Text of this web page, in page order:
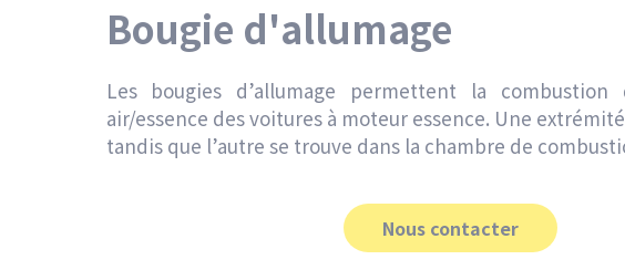
Bougie d'allumage
Les bougies d’allumage permettent la combustion
air/essence des voitures à moteur essence. Une
tandis que l’autre se trouve dans la chambre de
Nous contacter